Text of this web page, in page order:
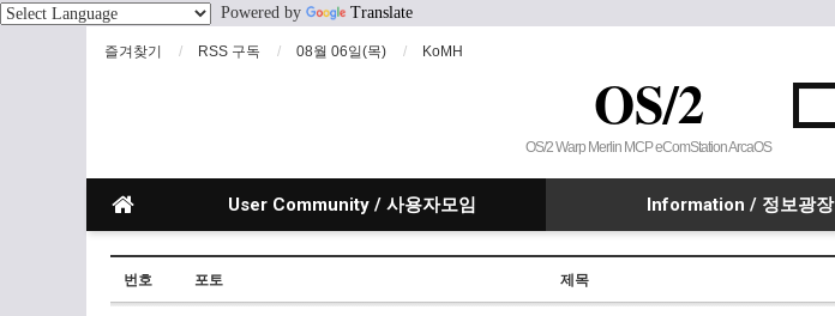
Powered by Translate
즐겨찾기 RSS 구독 08월 06일(목) KoMH
OS/2
OS/2 Warp Merlin MCP eComStation ArcaOS
User Community / 사용자모임 Information / 정보광장
번호 포토 제목